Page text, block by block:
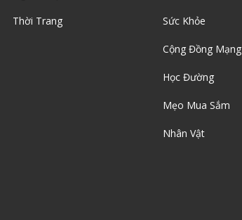
Thời Trang Sức Khỏe
Cộng Đồng Mạng
Học Đường
Mẹo Mua Sắm
Nhân Vật